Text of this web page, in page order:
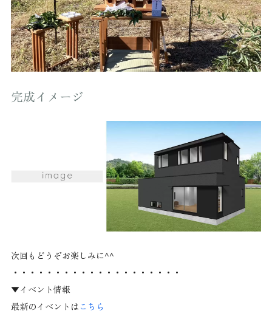
完成イメージ
次回もどうぞお楽しみに^^
・・・・・・・・・・・・・・・・・・・・
▼イベント情報
最新のイベントは こちら